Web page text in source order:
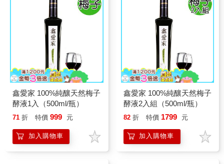
鑫愛家 100%純釀天然梅子
酵液1入（500ml/瓶）
71 折 特價 999 元
加入購物車
鑫愛家 100%純釀天然梅子
酵液2入組（500ml/瓶）
82 折 特價 1799 元
加入購物車